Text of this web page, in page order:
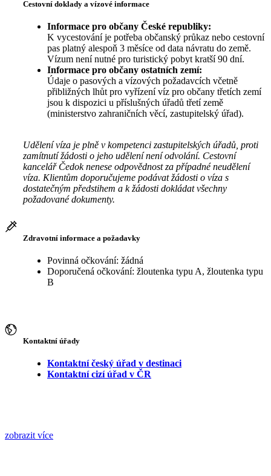
Cestovní doklady a vízové informace
Informace pro občany České republiky:
K vycestování je potřeba občanský průkaz nebo cestovní
pas platný alespoň 3 měsíce od data návratu do země.
Vízum není nutné pro turistický pobyt kratší 90 dní.
Informace pro občany ostatních zemí:
Údaje o pasových a vízových požadavcích včetně
přibližných lhůt pro vyřízení víz pro občany třetích zemí
jsou k dispozici u příslušných úřadů třetí země
(ministerstvo zahraničních věcí, zastupitelský úřad).
Udělení víza je plně v kompetenci zastupitelských úřadů, proti
zamítnutí žádosti o jeho udělení není odvolání. Cestovní
kancelář Čedok nenese odpovědnost za případné neudělení
víza. Klientům doporučujeme podávat žádosti o víza s
dostatečným předstihem a k žádosti dokládat všechny
požadované dokumenty.
Zdravotní informace a požadavky
Povinná očkování: žádná
Doporučená očkování: žloutenka typu A, žloutenka typu
B
Kontaktní úřady
Kontaktní český úřad v destinaci
Kontaktní cizí úřad v ČR
zobrazit více